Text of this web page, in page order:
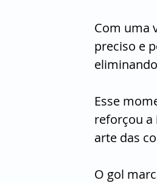
Com uma
preciso e
Esse
reforçou a
arte das
O gol